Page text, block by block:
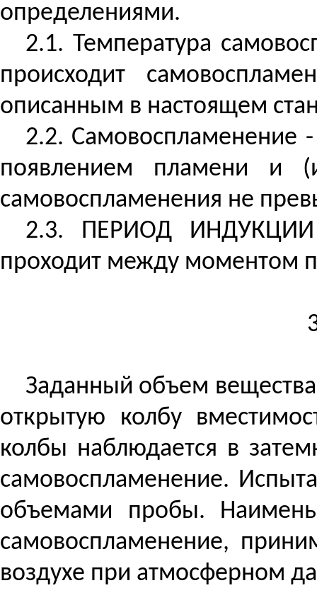
определениями.
2.1. Температура
происходит
описанным в настоящем
2.2. Самовоспламенение
появлением пламени и
самовоспламенения не
2.3. ПЕРИОД ИНДУКЦИИ
проходит между моментом
Заданный объем
открытую колбу
колбы наблюдается в
самовоспламенение.
объемами пробы.
самовоспламенение,
воздухе при атмосферном